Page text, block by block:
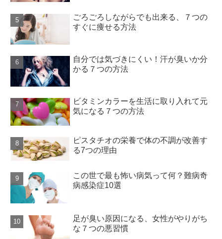
ごろごろしながらでも出来る、７つの
すぐに痩せる方法
自分では気づきにくい！汗が臭いか分
かる７つの方法
ビタミンカラーを生活に取り入れて元
気になる７つの方法
ピスタチオの栄養で体の不調が改善す
る7つの理由
この世で最も怖い病気って何？難病奇
病感染症10選
足が臭い原因になる、女性がやりがち
な７つの悪習慣